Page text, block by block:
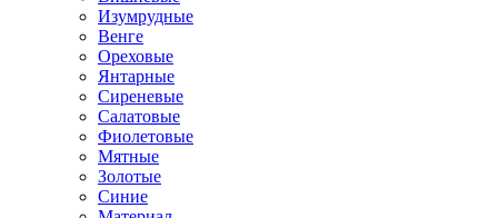
Изумрудные
Венге
Ореховые
Янтарные
Сиреневые
Салатовые
Фиолетовые
Мятные
Золотые
Синие